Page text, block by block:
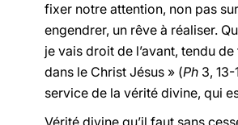
fixer notre attention, non pas
engendrer, un rêve à réaliser.
je vais droit de l’avant, tendu
dans le Christ Jésus » (Ph 3,
service de la vérité divine, qui
Vérité divine qu’il faut sans